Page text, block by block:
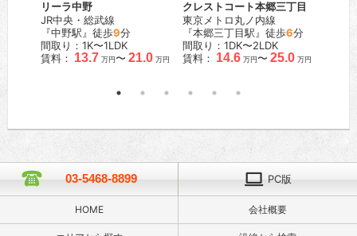
リーラ中野
JR中央・総武線
『中野駅』徒歩9分
間取り：1K〜1LDK
賃料： 13.7 万円〜 21.0 万円
クレストコート本郷三丁目
東京メトロ丸ノ内線
『本郷三丁目駅』徒歩6分
間取り：1DK〜2LDK
賃料： 14.6 万円〜 25.0 万円
コン
03-5468-8899 PC版
HOME 会社概要